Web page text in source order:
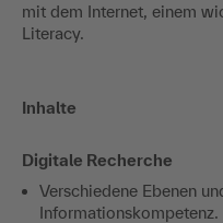
mit dem Internet, einem
Literacy.
Inhalte
Digitale Recherche
Verschiedene Ebenen
Informationskompetenz.